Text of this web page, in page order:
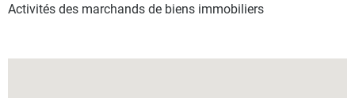
Activités des marchands de biens immobiliers